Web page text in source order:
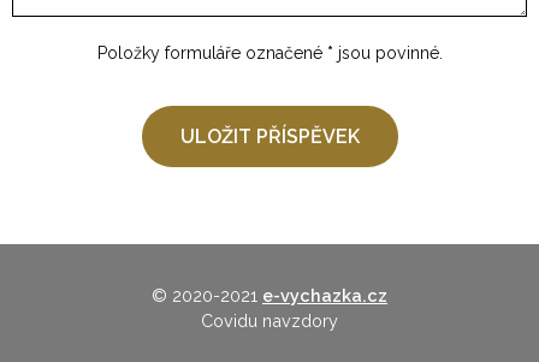
Položky formuláře označené * jsou povinné.
© 2020-2021 e-vychazka.cz
Covidu navzdory